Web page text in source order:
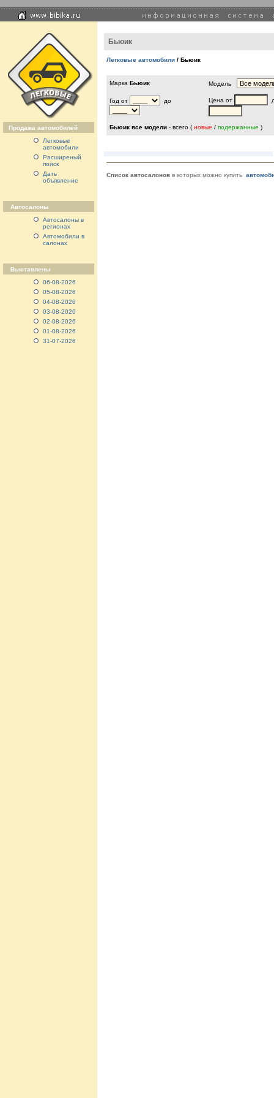
Продажа автомобилей
Легковые
автомобили
Расширеный
поиск
Дать
объявление
Автосалоны
Автосалоны в
регионах
Автомобили в
салонах
Выставлены
06-08-2026
05-08-2026
04-08-2026
03-08-2026
02-08-2026
01-08-2026
31-07-2026
Бьюик
Легковые автомобили / Бьюик
Марка Бьюик Модель
Год от до Цена от
Бьюик все модели - всего ( новые / подержанные )
Список автосалонов в которых можно купить